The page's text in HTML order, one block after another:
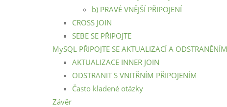
b) PRAVÉ VNĚJŠÍ PŘIPOJENÍ
CROSS JOIN
SEBE SE PŘIPOJTE
MySQL PŘIPOJTE SE AKTUALIZACÍ A ODSTRANĚNÍM
AKTUALIZACE INNER JOIN
ODSTRANIT S VNITŘNÍM PŘIPOJENÍM
Často kladené otázky
Závěr